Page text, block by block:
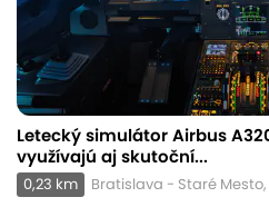
Letecký simulátor Airbus
využívajú aj skutoční...
0,23 km Bratislava - Staré